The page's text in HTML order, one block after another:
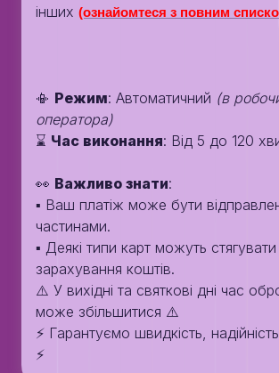
інших (ознайомтеся з повним
📳 Режим: Автоматичний (в
оператора)
⌛️ Час виконання: Від 5 до 120
👀 Важливо знати:
▪️ Ваш платіж може бути
частинами.
▪️ Деякі типи карт можуть
зарахування коштів.
⚠️ У вихідні та святкові дні час
може збільшитися ⚠️
⚡️ Гарантуємо швидкість, надійність
⚡️